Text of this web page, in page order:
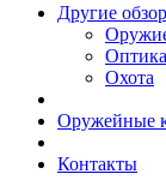
Другие
Оптика
Охота
Оружейные
Контакты